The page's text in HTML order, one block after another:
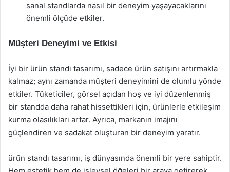
sanal standlarda nasıl bir deneyim yaşayacaklarını
önemli ölçüde etkiler.
Müşteri Deneyimi ve Etkisi
İyi bir ürün standı tasarımı, sadece ürün satışını artırmakla
kalmaz; aynı zamanda müşteri deneyimini de olumlu yönde
etkiler. Tüketiciler, görsel açıdan hoş ve iyi düzenlenmiş
bir standda daha rahat hissettikleri için, ürünlerle etkileşim
kurma olasılıkları artar. Ayrıca, markanın imajını
güçlendiren ve sadakat oluşturan bir deneyim yaratır.
ürün standı tasarımı, iş dünyasında önemli bir yere sahiptir.